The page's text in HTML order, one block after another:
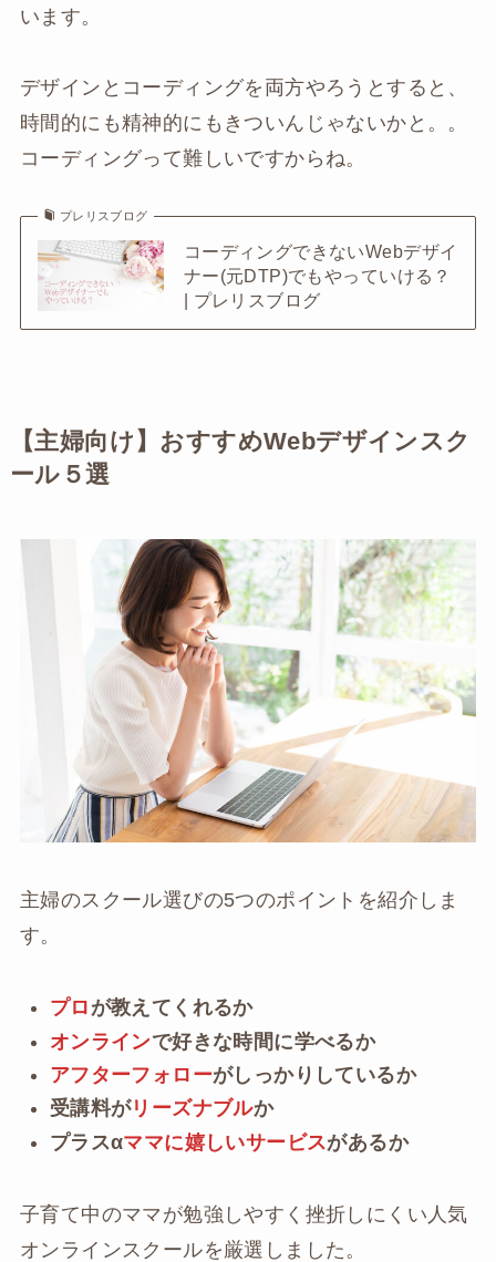
います。
デザインとコーディングを両方やろうとすると、
時間的にも精神的にもきついんじゃないかと。。
コーディングって難しいですからね。
プレリスブログ
コーディングできないWebデザイ
ナー(元DTP)でもやっていける？
| プレリスブログ
【主婦向け】おすすめWebデザインスク
ール５選
主婦のスクール選びの5つのポイントを紹介しま
す。
プロ が教えてくれるか
オンラインで好きな時間に学べるか
アフターフォローがしっかりしているか
受講料がリーズナブルか
プラスαママに嬉しいサービスがあるか
子育て中のママが勉強しやすく挫折しにくい人気
オンラインスクールを厳選しました。